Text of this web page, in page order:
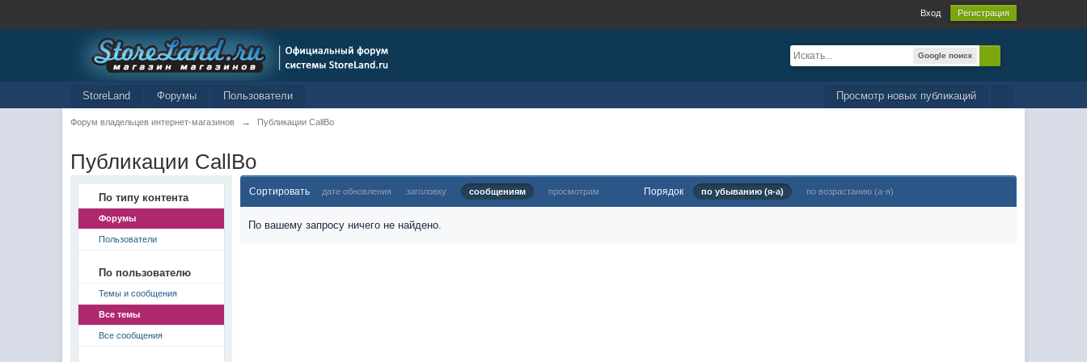
Вход Регистрация
Google поиск
Просмотр новых публикаций
StoreLand Форумы Пользователи
Форум владельцев интернет-магазинов → Публикации CallBo
Публикации CallBo
По типу контента
Форумы
Пользователи
По пользователю
Темы и сообщения
Все темы
Все сообщения
Сортировать дате обновления заголовку сообщениям просмотрам Порядок по убыванию (я-а) по возрастанию (а-я)
По вашему запросу ничего не найдено.